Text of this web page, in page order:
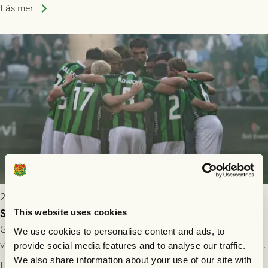
This website uses cookies
We use cookies to personalise content and ads, to
provide social media features and to analyse our traffic.
We also share information about your use of our site with
Allsvenskan! Avspark kl 16.30 på söndag 26/7.
Läs mer
2026-07-24 16:40
Seger i första kvalmatchen mot FC Nordsjælland
GAIS dominerade i första halvlek och skapade fler chanser,
välförtjänt fick de in ett ledningsmål strax innan halvtid. Efter
halvtidsvilan sjönk tempot när Nordsjälland tilläts ha mer av
Läs mer